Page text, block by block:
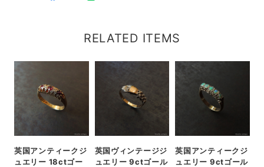
RELATED ITEMS
英国アンティークジ
ュエリー 18ctゴー
英国ヴィンテージジ
ュエリー 9ctゴール
英国アンティークジ
ュエリー 9ctゴール